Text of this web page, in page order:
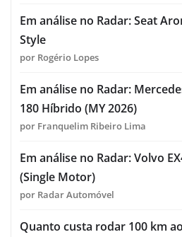
Em análise no Radar: Seat
Style
por Rogério Lopes
Em análise no Radar:
180 Híbrido (MY 2026)
por Franquelim Ribeiro Lima
Em análise no Radar: Volvo
(Single Motor)
por Radar Automóvel
Quanto custa rodar 100 km